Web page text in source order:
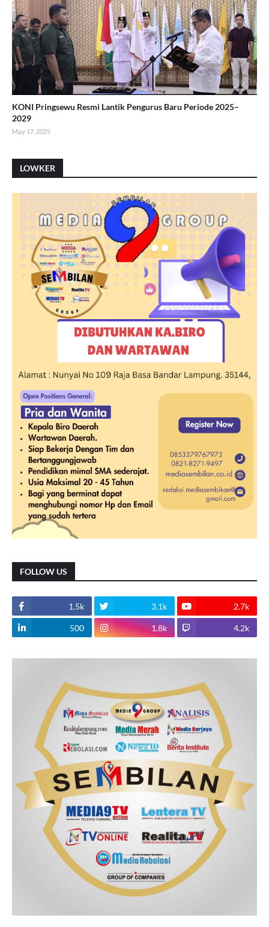
KONI Pringsewu Resmi Lantik Pengurus Baru Periode 2025–
2029
May 17, 2025
LOWKER
FOLLOW US
1.5k 3.1k 2.7k
500 1.8k 4.2k